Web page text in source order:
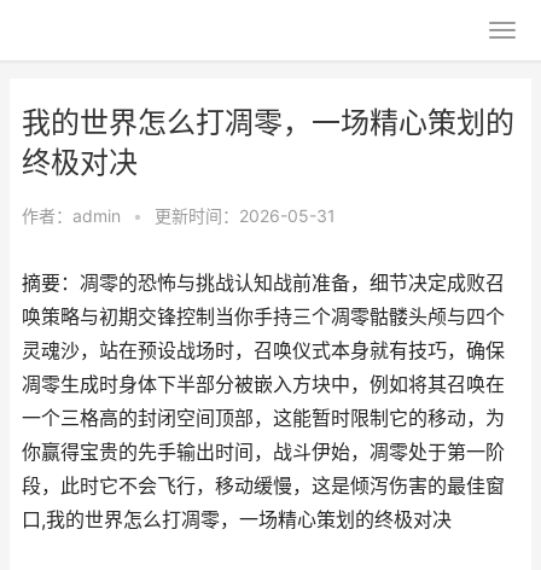
我的世界怎么打凋零，一场精心策划的
终极对决
作者： admin • 更新时间：2026-05-31
摘要：凋零的恐怖与挑战认知战前准备，细节决定成败召
唤策略与初期交锋控制当你手持三个凋零骷髅头颅与四个
灵魂沙，站在预设战场时，召唤仪式本身就有技巧，确保
凋零生成时身体下半部分被嵌入方块中，例如将其召唤在
一个三格高的封闭空间顶部，这能暂时限制它的移动，为
你赢得宝贵的先手输出时间，战斗伊始，凋零处于第一阶
段，此时它不会飞行，移动缓慢，这是倾泻伤害的最佳窗
口,我的世界怎么打凋零，一场精心策划的终极对决